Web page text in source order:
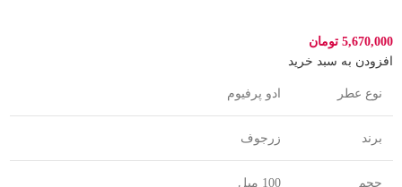
5,670,000 تومان
افزودن به سبد خرید
نوع عطر ادو پرفیوم
برند زرجوف
حجم 100 میل